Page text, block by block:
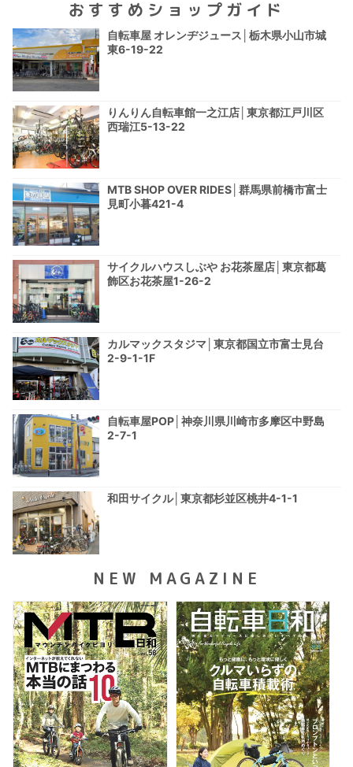
おすすめショップガイド
自転車屋 オレンヂジュース│栃木県小山市城
東6-19-22
りんりん自転車館一之江店│東京都江戸川区
西瑞江5-13-22
MTB SHOP OVER RIDES│群馬県前橋市富士
見町小暮421-4
サイクルハウスしぶや お花茶屋店│東京都葛
飾区お花茶屋1-26-2
カルマックスタジマ│東京都国立市富士見台
2-9-1-1F
自転車屋POP│神奈川県川崎市多摩区中野島
2-7-1
和田サイクル│東京都杉並区桃井4-1-1
NEW MAGAZINE